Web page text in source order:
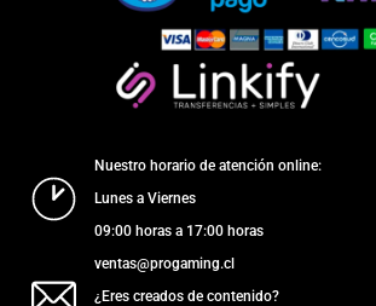
Nuestro horario de atención online:
Lunes a Viernes
09:00 horas a 17:00 horas
ventas@progaming.cl
¿Eres creados de contenido?